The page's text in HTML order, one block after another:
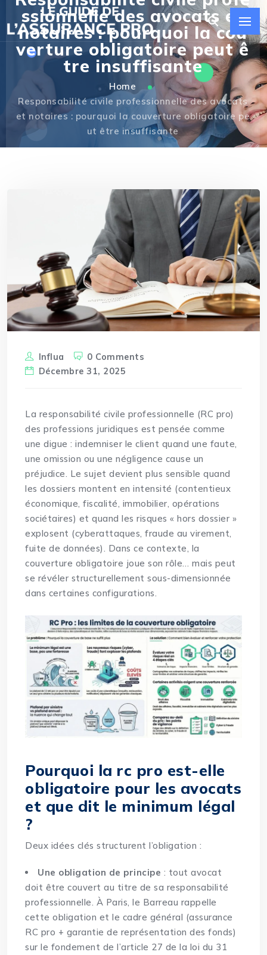
ssionnelle des avocats et
notaires : pourquoi la cou
verture obligatoire peut ê
tre insuffisante
Home
Responsabilité civile professionnelle des avocats
et notaires : pourquoi la couverture obligatoire pe
ut être insuffisante
Influa
0 Comments
Décembre 31, 2025
La responsabilité civile professionnelle (RC pro)
des professions juridiques est pensée comme
une digue : indemniser le client quand une faute,
une omission ou une négligence cause un
préjudice. Le sujet devient plus sensible quand
les dossiers montent en intensité (contentieux
économique, fiscalité, immobilier, opérations
sociétaires) et quand les risques « hors dossier »
explosent (cyberattaques, fraude au virement,
fuite de données). Dans ce contexte, la
couverture obligatoire joue son rôle… mais peut
se révéler structurellement sous-dimensionnée
dans certaines configurations.
Pourquoi la rc pro est-elle
obligatoire pour les avocats
et que dit le minimum légal
?
Deux idées clés structurent l’obligation :
Une obligation de principe : tout avocat
doit être couvert au titre de sa responsabilité
professionnelle. À Paris, le Barreau rappelle
cette obligation et le cadre général (assurance
RC pro + garantie de représentation des fonds)
sur le fondement de l’article 27 de la loi du 31